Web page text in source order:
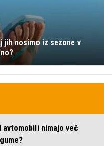
jih nosimo iz sezone v
avtomobili nimajo več